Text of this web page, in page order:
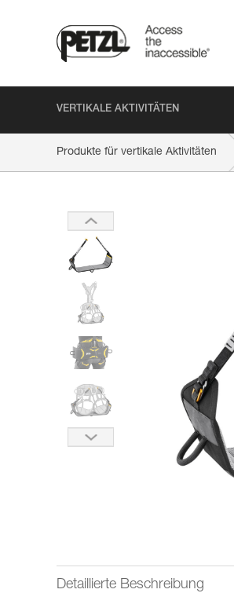
VERTIKALE AKTIVITÄTEN
Produkte für vertikale Aktivitäten
Detaillierte Beschreibung